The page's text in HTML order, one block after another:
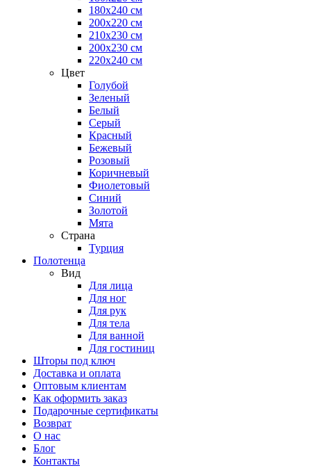
180х240 см
200х220 см
210х230 см
200х230 см
220х240 см
Цвет
Голубой
Зеленый
Белый
Серый
Красный
Бежевый
Розовый
Коричневый
Фиолетовый
Синий
Золотой
Мята
Страна
Турция
Полотенца
Вид
Для лица
Для ног
Для рук
Для тела
Для ванной
Для гостиниц
Шторы под ключ
Доставка и оплата
Оптовым клиентам
Как оформить заказ
Подарочные сертификаты
Возврат
О нас
Блог
Контакты